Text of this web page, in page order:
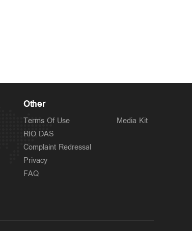
Other
Terms Of Use
RIO DAS
Complaint Redressal
Privacy
FAQ
Media Kit